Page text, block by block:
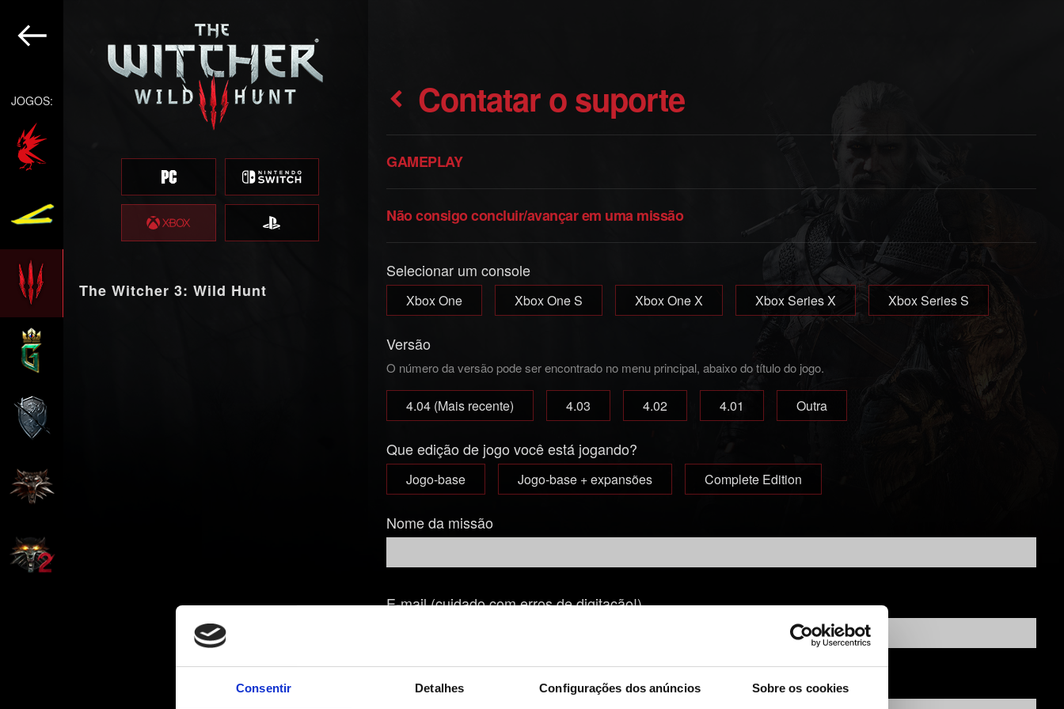
Consentir Detalhes Configurações dos anúncios Sobre os cookies
JOGOS:
The Witcher 3: Wild Hunt
Contatar o suporte
GAMEPLAY
Não consigo concluir/avançar em uma missão
Selecionar um console
Xbox One Xbox One S Xbox One X Xbox Series X Xbox Series S
Versão
O número da versão pode ser encontrado no menu principal, abaixo do título do jogo.
4.04 (Mais recente) 4.03 4.02 4.01 Outra
Que edição de jogo você está jogando?
Jogo-base Jogo-base + expansões Complete Edition
Nome da missão
E-mail (cuidado com erros de digitação!)
Breve descrição do problema